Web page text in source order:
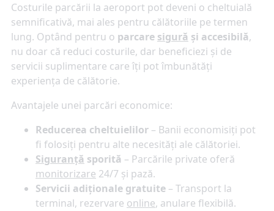
Costurile parcării la aeroport pot deveni o cheltuială
semnificativă, mai ales pentru călătoriile pe termen
lung. Optând pentru o parcare sigură și accesibilă,
nu doar că reduci costurile, dar beneficiezi și de
servicii suplimentare care îți pot îmbunătăți
experiența de călătorie.
Avantajele unei parcări economice:
Reducerea cheltuielilor – Banii economisiți pot
fi folosiți pentru alte necesități ale călătoriei.
Siguranță sporită – Parcările private oferă
monitorizare 24/7 și pază.
Servicii adiționale gratuite – Transport la
terminal, rezervare online, anulare flexibilă.